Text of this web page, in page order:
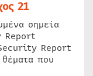
21
σημεία
Report
Report
που